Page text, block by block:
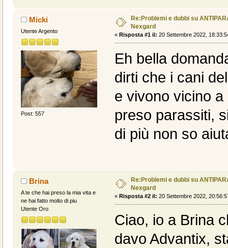
Micki
Utente Argento
Post: 557
Re:Problemi e dubbi su
Nexgard
« Risposta #1 il: 20 Settembre 2022,
Eh bella
dirti che i cani
e vivono vicino
preso parassiti,
di più non so
Brina
A te che hai preso la mia vita e
ne hai fatto molto di piu
Utente Oro
Re:Problemi e dubbi su
Nexgard
« Risposta #2 il: 20 Settembre 2022,
Ciao, io a Brina
davo Advantix,